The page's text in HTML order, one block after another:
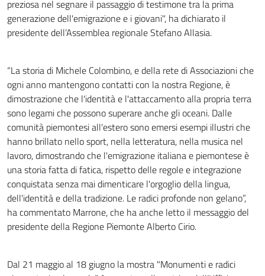
preziosa nel segnare il passaggio di testimone tra la prima
generazione dell'emigrazione e i giovani", ha dichiarato il
presidente dell’Assemblea regionale Stefano Allasia.
“La storia di Michele Colombino, e della rete di Associazioni che
ogni anno mantengono contatti con la nostra Regione, è
dimostrazione che l'identità e l'attaccamento alla propria terra
sono legami che possono superare anche gli oceani. Dalle
comunità piemontesi all'estero sono emersi esempi illustri che
hanno brillato nello sport, nella letteratura, nella musica nel
lavoro, dimostrando che l'emigrazione italiana e piemontese è
una storia fatta di fatica, rispetto delle regole e integrazione
conquistata senza mai dimenticare l'orgoglio della lingua,
dell'identità e della tradizione. Le radici profonde non gelano”,
ha commentato Marrone, che ha anche letto il messaggio del
presidente della Regione Piemonte Alberto Cirio.
Dal 21 maggio al 18 giugno la mostra "Monumenti e radici